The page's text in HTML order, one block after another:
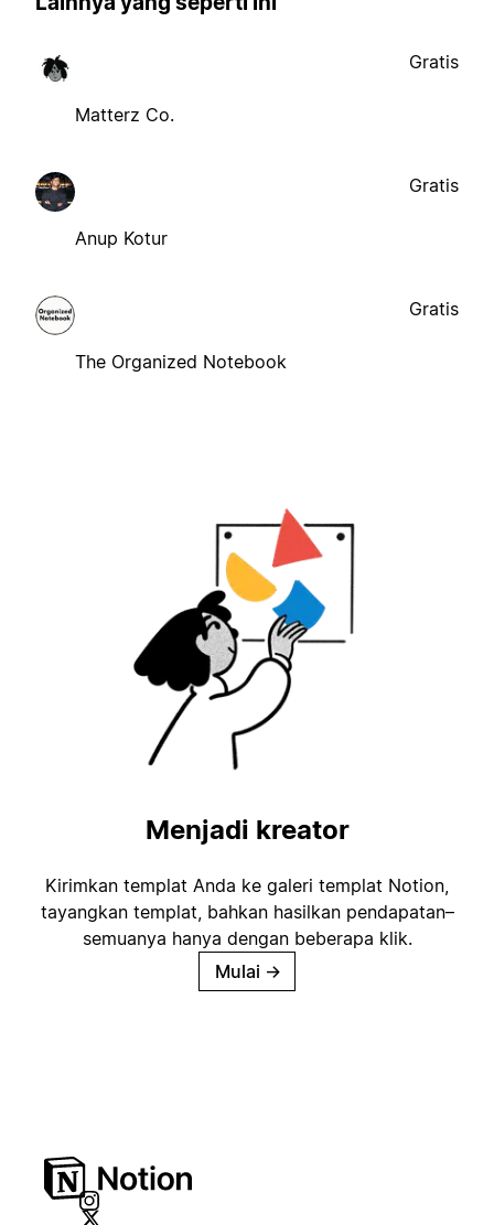
Matterz Co.
Gratis
Anup Kotur
Gratis
The Organized Notebook
Gratis
Menjadi kreator
Kirimkan templat Anda ke galeri templat Notion,
tayangkan templat, bahkan hasilkan pendapatan–
semuanya hanya dengan beberapa klik.
Mulai →